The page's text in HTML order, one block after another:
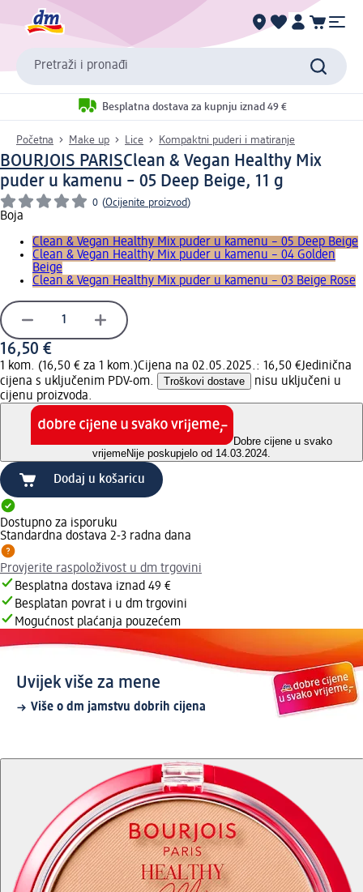
Pretraži i pronađi
Besplatna dostava za kupnju iznad 49 €
Početna Make up Lice Kompaktni puderi i matiranje
BOURJOIS PARISClean & Vegan Healthy Mix
puder u kamenu – 05 Deep Beige, 11 g
0 (Ocijenite proizvod)
Boja
Clean & Vegan Healthy Mix puder u kamenu – 05 Deep Beige
Clean & Vegan Healthy Mix puder u kamenu – 04 Golden
Beige
Clean & Vegan Healthy Mix puder u kamenu – 03 Beige Rose
16,50 €
1 kom. (16,50 € za 1 kom.)Cijena na 02.05.2025.: 16,50 €Jedinična
cijena s uključenim PDV-om.
Troškovi dostave
nisu uključeni u
cijenu proizvoda.
Dobre cijene u svako
vrijemeNije poskupjelo od 14.03.2024.
Dodaj u košaricu
Dostupno za isporuku
Standardna dostava 2-3 radna dana
Provjerite raspoloživost u dm trgovini
Besplatna dostava iznad 49 €
Besplatan povrat i u dm trgovini
Mogućnost plaćanja pouzećem
Uvijek više za mene
Više o dm jamstvu dobrih cijena